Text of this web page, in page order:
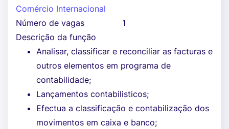
Comércio Internacional
Número de vagas
1
Descrição da função
Analisar, classificar e reconciliar as facturas e
outros elementos em programa de
contabilidade;
Lançamentos contabilisticos;
Efectua a classificação e contabilização dos
movimentos em caixa e banco;